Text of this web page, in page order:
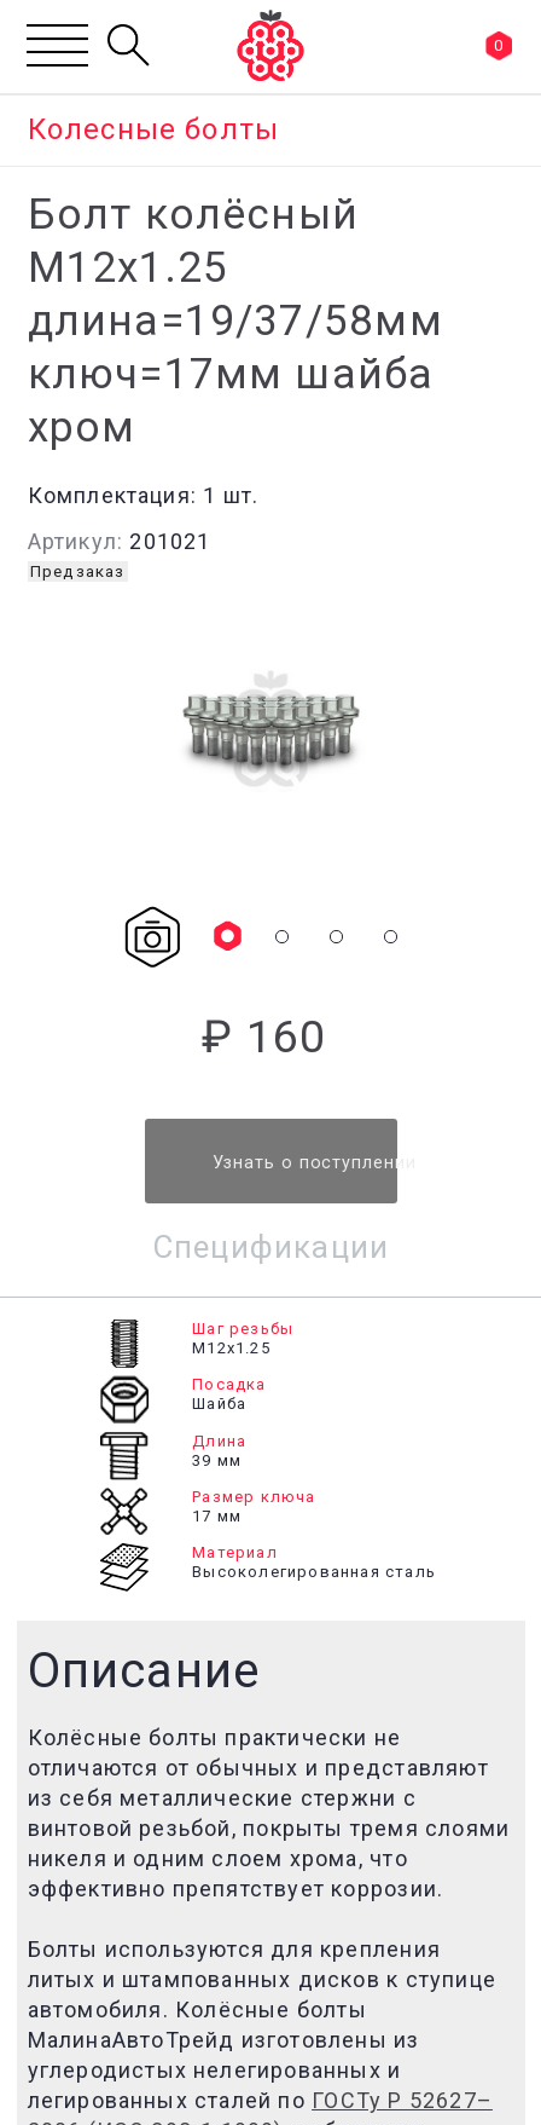
0
Колесные болты
Болт колёсный
М12x1.25
длина=19/37/58мм
ключ=17мм шайба
хром
Комплектация: 1 шт.
Артикул: 201021
Предзаказ
₽ 160
Узнать о поступлении
Спецификации
Шаг резьбы
М12х1.25
Посадка
Шайба
Длина
39 мм
Размер ключа
17 мм
Материал
Высоколегированная сталь
Описание
Колёсные болты практически не
отличаются от обычных и представляют
из себя металлические стержни с
винтовой резьбой, покрыты тремя слоями
никеля и одним слоем хрома, что
эффективно препятствует коррозии.
Болты используются для крепления
литых и штампованных дисков к ступице
автомобиля. Колёсные болты
МалинаАвтоТрейд изготовлены из
углеродистых нелегированных и
легированных сталей по ГОСТу Р 52627–